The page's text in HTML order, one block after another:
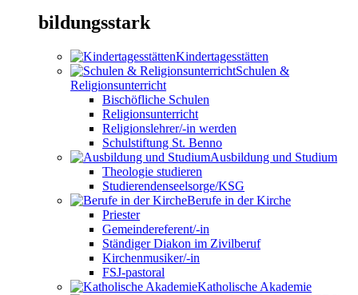
bildungsstark
Kindertagesstätten
Schulen &
Religionsunterricht
Bischöfliche Schulen
Religionsunterricht
Religionslehrer/-in werden
Schulstiftung St. Benno
Ausbildung und Studium
Theologie studieren
Studierendenseelsorge/KSG
Berufe in der Kirche
Priester
Gemeindereferent/-in
Ständiger Diakon im Zivilberuf
Kirchenmusiker/-in
FSJ-pastoral
Katholische Akademie